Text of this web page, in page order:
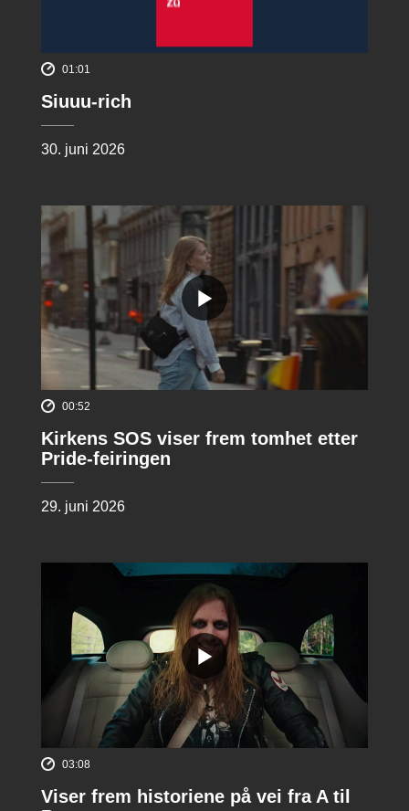
01:01
Siuuu-rich
30. juni 2026
00:52
Kirkens SOS viser frem tomhet etter
Pride-feiringen
29. juni 2026
03:08
Viser frem historiene på vei fra A til